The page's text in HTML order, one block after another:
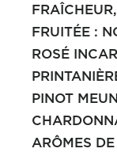
FRUITÉE :
ROSÉ
PINOT
ARÔMES